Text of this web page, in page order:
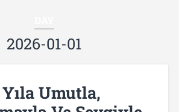
2026-01-01
Umutla,